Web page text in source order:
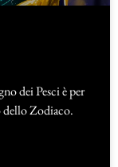
dei Pesci è per
dello Zodiaco.